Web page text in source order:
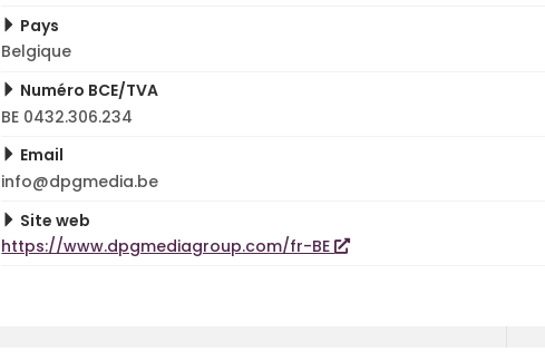
Pays
Belgique
Numéro BCE/TVA
BE 0432.306.234
Email
info@dpgmedia.be
Site web
https://www.dpgmediagroup.com/fr-BE